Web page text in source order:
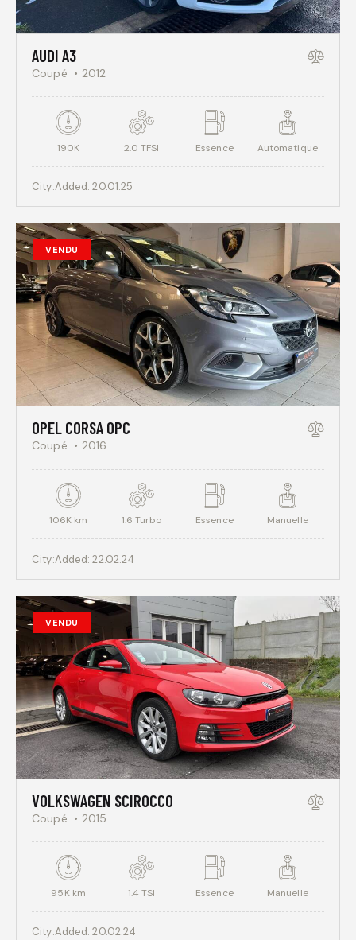
AUDI A3
Coupé 2012
190K 2.0 TFSI Essence Automatique
City:Added: 20.01.25
VENDU
OPEL CORSA OPC
Coupé 2016
106K km 1.6 Turbo Essence Manuelle
City:Added: 22.02.24
VENDU
VOLKSWAGEN SCIROCCO
Coupé 2015
95K km 1.4 TSI Essence Manuelle
City:Added: 20.02.24